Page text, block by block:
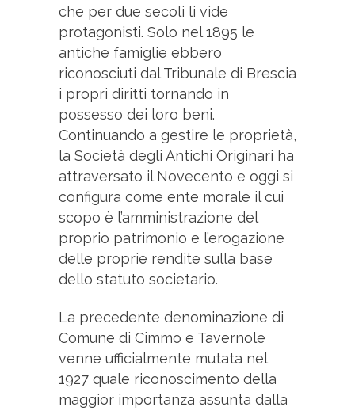
che per due secoli li vide
protagonisti. Solo nel 1895 le
antiche famiglie ebbero
riconosciuti dal Tribunale di Brescia
i propri diritti tornando in
possesso dei loro beni.
Continuando a gestire le proprietà,
la Società degli Antichi Originari ha
attraversato il Novecento e oggi si
configura come ente morale il cui
scopo è l’amministrazione del
proprio patrimonio e l’erogazione
delle proprie rendite sulla base
dello statuto societario.
La precedente denominazione di
Comune di Cimmo e Tavernole
venne ufficialmente mutata nel
1927 quale riconoscimento della
maggior importanza assunta dalla